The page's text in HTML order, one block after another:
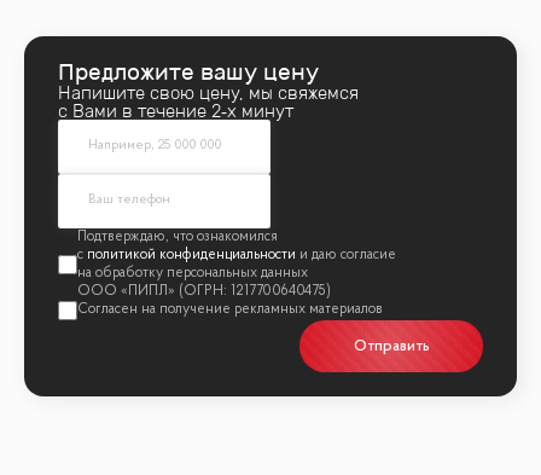
Предложите вашу цену
Напишите свою цену, мы свяжемся
с Вами в течение 2‑х минут
политикой конфиденциальности
Отправить